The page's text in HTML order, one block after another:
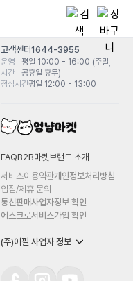
고객센터1644-3955
운영
시간
평일 10:00 - 16:00 (주말,
공휴일 휴무)
점심시간평일 12:00 - 13:00
FAQB2B마켓 브랜드 소개
서비스이용약관개인정보처리방침
입점/제휴 문의
통신판매사업자정보 확인
에스크로서비스가입 확인
(주)에필 사업자 정보